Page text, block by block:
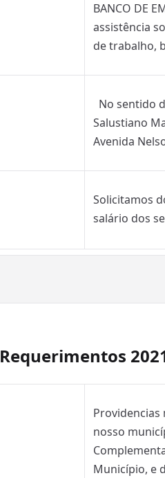
BANCO DE
assistência
de trabalho,
No sentido
Salustiano
Avenida
Solicitamos
salário dos
Requerimentos
Providencias
nosso
Município, e